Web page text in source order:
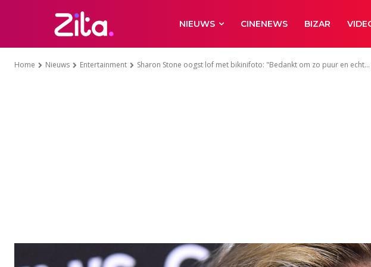
NIEUWS CINENEWS BIZAR
Home Nieuws Entertainment Sharon Stone oogst lof met bikinifoto: "Bedankt om zo puur en echt...